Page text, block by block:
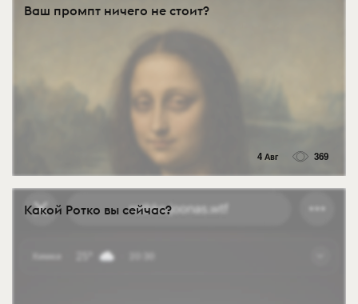
Ваш промпт ничего не стоит?
4 Авг 369
Какой Ротко вы сейчас?